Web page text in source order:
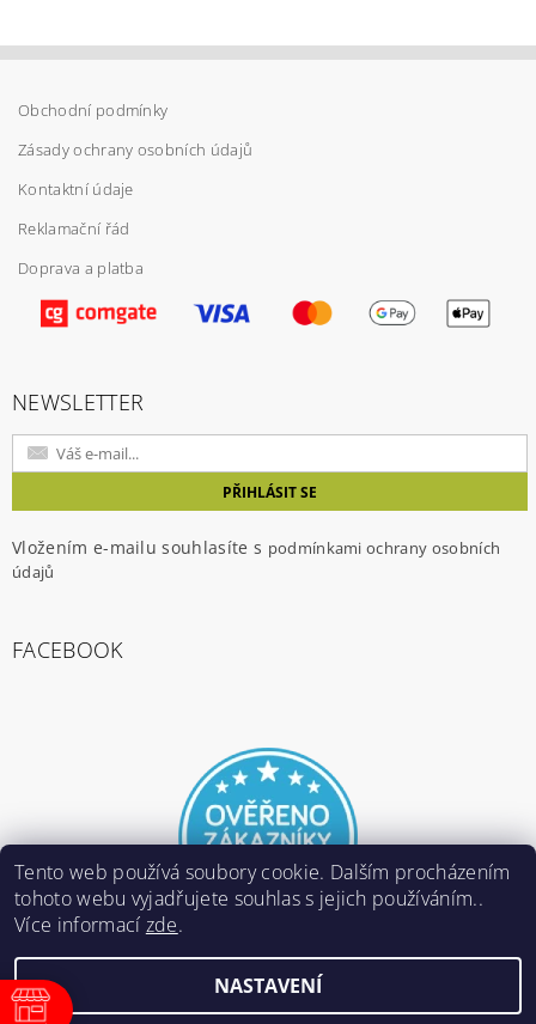
Vložením hodnocení souhlasíte spodmínkami
ochrany osobních údajů
Obchodní podmínky
Zásady ochrany osobních údajů
Kontaktní údaje
Reklamační řád
Doprava a platba
NEWSLETTER
Vložením e-mailu souhlasíte s podmínkami ochrany osobních
údajů
FACEBOOK
E-ARMY.cz, všechna práva vyhrazena
Tento web používá soubory cookie. Dalším procházením
tohoto webu vyjadřujete souhlas s jejich používáním..
Více informací zde.
NASTAVENÍ